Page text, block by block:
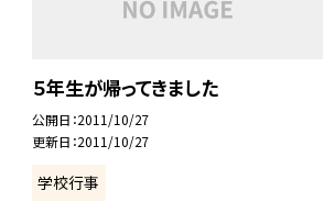
５年生が帰ってきました
公開日 2011/10/27
更新日 2011/10/27
学校行事